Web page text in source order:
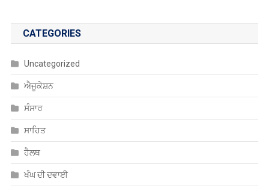
CATEGORIES
Uncategorized
ਐਜੂਕੇਸ਼ਨ
ਸੰਸਾਰ
ਸਾਹਿਤ
ਹੈਲਥ
ਖੰਘ ਦੀ ਦਵਾਈ